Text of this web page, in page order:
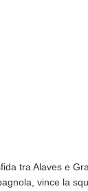
tra Alaves e
vince la